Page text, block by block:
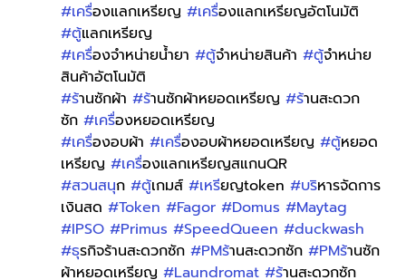
#เครื่องแลกเหรียญ #เครื่องแลกเหรียญอัตโนมัติ
#ตู้แลกเหรียญ
#เครื่องจำหน่ายน้ำยา #ตู้จำหน่ายสินค้า #ตู้จำหน่าย
สินค้าอัตโนมัติ
#ร้านซักผ้า #ร้านซักผ้าหยอดเหรียญ #ร้านสะดวก
ซัก #เครื่องหยอดเหรียญ
#เครื่องอบผ้า #เครื่องอบผ้าหยอดเหรียญ #ตู้หยอด
เหรียญ #เครื่องแลกเหรียญสแกนQR
#สวนสนุก #ตู้เกมส์ #เหรียญtoken #บริหารจัดการ
เงินสด #Token #Fagor #Domus #Maytag
#IPSO #Primus #SpeedQueen #duckwash
#ธุรกิจร้านสะดวกซัก #PMร้านสะดวกซัก #PMร้านซัก
ผ้าหยอดเหรียญ #Laundromat #ร้านสะดวกซัก